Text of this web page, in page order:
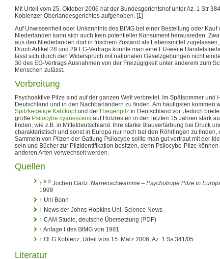
Mit Urteil vom 25. Oktober 2006 hat der Bundesgerichtshof unter Az. 1 Str
Koblenzer Oberlandesgerichtes aufgehoben. [1]
Auf Unwissenheit oder Unkenntnis des BtMG bei einer Bestellung oder Kauf
Niederlanden kann sich auch kein potentieller Konsument herausreden.
aus den Niederlanden dort in frischem Zustand als Lebensmittel
Durch Artikel 28 und 29 EG-Vertrags könnte man eine EU-weite
lässt sich durch den Widerspruch mit nationalen Gesetzgebungen nicht
30 des EG-Vertrags Ausnahmen von der Freizügigkeit unter anderem zum
Menschen zulässt.
Verbreitung
Psychoaktive Pilze sind auf der ganzen Welt verbreitet. Im Spätsommer und
Deutschland und in den Nachbarländern zu finden. Am häufigsten kommen
Spitzkegelige Kahlkopfund der Fliegenpilz in Deutschland vor. Jedoch
große Psilocybe cyanescens auf Holzresten in den letzten 15 Jahren stark
finden, wie z.B. in Mitteldeutschland. Ihre starke Blauverfärbung bei Druck
charakteristisch und sonst in Europa nur noch bei den Röhrlingen zu finden,
Sammeln von Pilzen der Gattung Psilocybe sollte man gut vertraut mit der
sein und Bücher zur Pilzidentifikation besitzen, denn Psilocybe-Pilze
anderen Arten verwechselt werden.
Quellen
↑ a b Jochen Gartz: Narrenschwämme – Psychotrope Pilze in
1999
↑ Uni Bonn
↑ News der Johns Hopkins Uni, Science News
↑ CAM Studie, deutsche Übersetzung (PDF)
↑ Anlage I des BtMG von 1981
↑ OLG Koblenz, Urteil vom 15. März 2006, Az. 1 Ss 341/05
Literatur